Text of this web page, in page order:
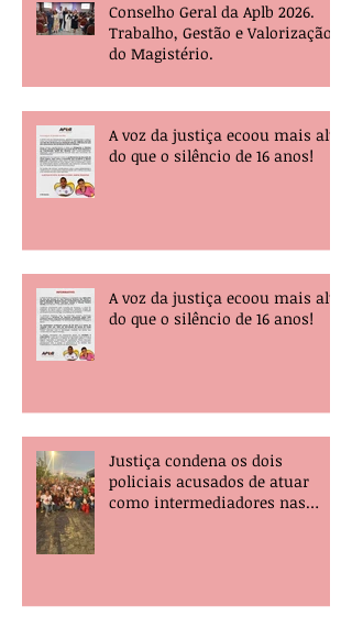
Conselho Geral da Aplb 2026.
Trabalho, Gestão e Valorização
do Magistério.
A voz da justiça ecoou mais alta
do que o silêncio de 16 anos!
A voz da justiça ecoou mais alta
do que o silêncio de 16 anos!
Justiça condena os dois
policiais acusados de atuar
como intermediadores nas